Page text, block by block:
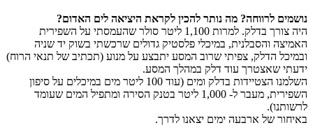
נושמים לרווחה? מה נותר להכין לקראת היציאה לים האדום?
היה צורך בדלק. למרות 1,100 ליטר סולר שהעמסתי על השפירית
האמיצה והסבלנית, במיכלי פלסטיק גדולים שרכשתי בשוק יד שניה
ובמיכל הדלק, צפיתי שרוב המסע יתבצע על מנוע (תכתיב של תנאי הרוח)
ידעתי שאצטרך עוד דלק במהלך המסע.
השלמנו הצטיידות בדלק ומים (עוד 100 ליטר מים במיכלים על סיפון
השפירית, מעבר ל- 1,000 ליטר בטנק הסירה ומתפיל המים שעומד
לרשותנו).
באיחור של ארבעה ימים יצאנו לדרך.